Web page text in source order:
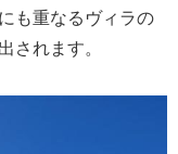
も重なるヴィラの
れます。